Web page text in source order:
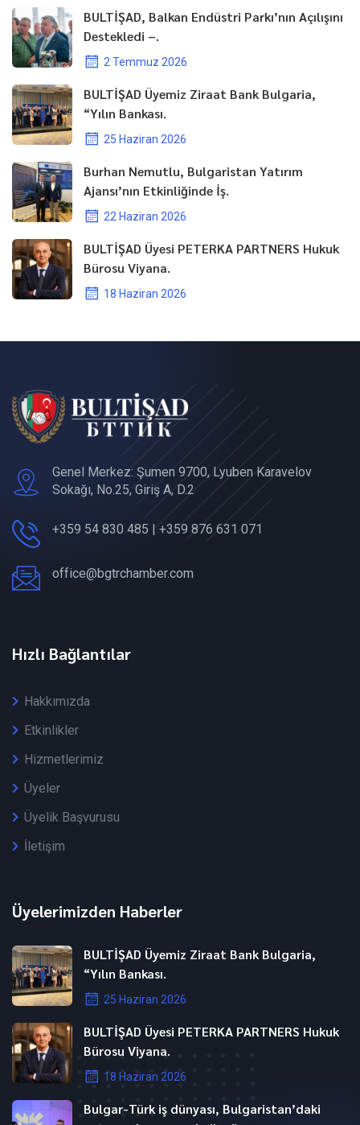
BULTİŞAD, Balkan Endüstri Parkı’nın Açılışını
Destekledi –.
2 Temmuz 2026
BULTİŞAD Üyemiz Ziraat Bank Bulgaria,
“Yılın Bankası.
25 Haziran 2026
Burhan Nemutlu, Bulgaristan Yatırım
Ajansı’nın Etkinliğinde İş.
22 Haziran 2026
BULTİŞAD Üyesi PETERKA PARTNERS Hukuk
Bürosu Viyana.
18 Haziran 2026
Genel Merkez: Şumen 9700, Lyuben Karavelov
Sokağı, No.25, Giriş A, D.2
+359 54 830 485 | +359 876 631 071
office@bgtrchamber.com
Hızlı Bağlantılar
Hakkımızda
Etkinlikler
Hizmetlerimiz
Üyeler
Üyelik Başvurusu
İletişim
Üyelerimizden Haberler
BULTİŞAD Üyemiz Ziraat Bank Bulgaria,
“Yılın Bankası.
25 Haziran 2026
BULTİŞAD Üyesi PETERKA PARTNERS Hukuk
Bürosu Viyana.
18 Haziran 2026
Bulgar-Türk iş dünyası, Bulgaristan’daki